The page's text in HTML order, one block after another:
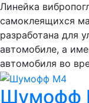
Линейка
самоклеящихся
разработана для
автомобиле, а
автомобиля во
Шумофф